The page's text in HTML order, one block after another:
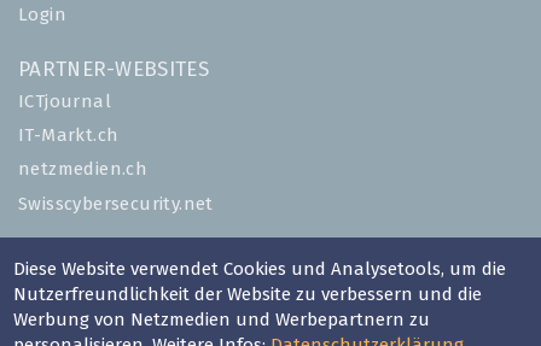
Login
PARTNER-WEBSITES
ICTjournal
IT-Markt.ch
netzmedien.ch
Swisscybersecurity.net
© NETZMEDIEN AG 2026
Impressum
AGB
Diese Website verwendet Cookies und Analysetools, um die
Nutzerfreundlichkeit der Website zu verbessern und die
Werbung von Netzmedien und Werbepartnern zu